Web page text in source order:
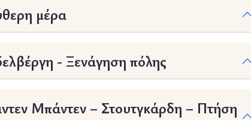
μέρα
- Ξενάγηση πόλης
Μπάντεν – Στουτγκάρδη – Πτήση